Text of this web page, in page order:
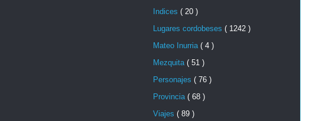
Indices ( 20 )
Lugares cordobeses ( 1242 )
Mateo Inurria ( 4 )
Mezquita ( 51 )
Personajes ( 76 )
Provincia ( 68 )
Viajes ( 89 )